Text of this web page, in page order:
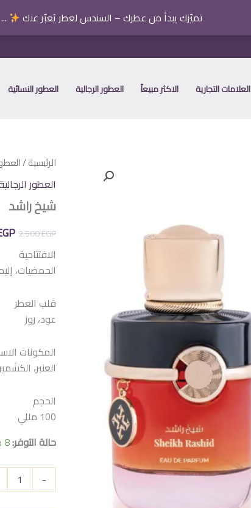
تميّزك يبدأ من عطرك – السندس لعطر يُعبّر عنك
العلامات التجارية الاكثر مبيعاً العطور الرجالية العطور النسائية
الرئيسية/
العطور
شيخ راشد
2.500EGP
EGP.
الافتتاحية
الحمضيات،
قلب العطر
عود، روز
المكونات
العنبر،
الحجم
100 مللي
حالة التوفر:8 متوفر في المخزون
-